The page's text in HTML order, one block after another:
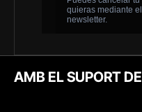
AMB EL SUPORT DE